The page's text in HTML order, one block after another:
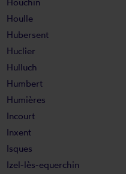
Houlle
Hubersent
Huclier
Hulluch
Humbert
Humières
Incourt
Inxent
Isques
Izel-lès-equerchin